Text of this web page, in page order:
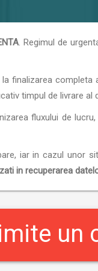
. Regimul de
la finalizarea completa
timpul de livrare al
fluxului de
iar in cazul unor
in recuperarea
un